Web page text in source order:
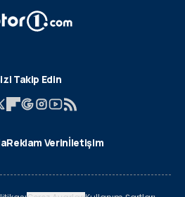
Takip Edin
Reklam Verinİletişim